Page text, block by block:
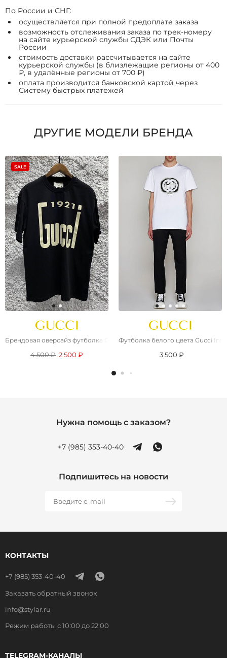
По России и СНГ:
осуществляется при полной предоплате заказа
возможность отслеживания заказа по трек-номеру
на сайте курьерской службы СДЭК или Почты
России
стоимость доставки рассчитывается на сайте
курьерской службы (в близлежащие регионы от 400
₽, в удалённые регионы от 700 ₽)
оплата производится банковской картой через
Систему быстрых платежей
ДРУГИЕ МОДЕЛИ БРЕНДА
SALE
Брендовая оверсайз футболка Gucci 1921 logo - Black
4 500 ₽ 2 500 ₽
Футболка белого цвета Gucci
3 500 ₽
Нужна помощь с заказом?
+7 (985) 353-40-40
Подпишитесь на новости
КОНТАКТЫ
+7 (985) 353-40-40
Заказать обратный звонок
info@stylar.ru
Режим работы с 10:00 до 22:00
TELEGRAM-КАНАЛЫ